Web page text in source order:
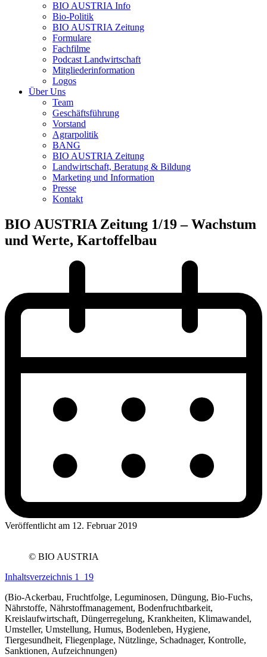
BIO AUSTRIAInfo
Bio-Politik
BIO AUSTRIAZeitung
Formulare
Fachfilme
Podcast Landwirtschaft
Mitgliederinformation
Logos
Über Uns
Team
Geschäftsführung
Vorstand
Agrarpolitik
BANG
BIO AUSTRIAZeitung
Landwirtschaft, Beratung & Bildung
Marketing und Information
Presse
Kontakt
BIO AUSTRIAZeitung 1/19 – Wachstum
und Werte, Kartoffelbau
Veröffentlicht am 12. Februar 2019
© BIO AUSTRIA
Inhaltsverzeichnis 1_19
(Bio-Ackerbau, Fruchtfolge, Leguminosen, Düngung, Bio-Fuchs,
Nährstoffe, Nährstoffmanagement, Bodenfruchtbarkeit,
Kreislaufwirtschaft, Düngerregelung, Krankheiten, Klimawandel,
Umsteller, Umstellung, Humus, Bodenleben, Hygiene,
Tiergesundheit, Fliegenplage, Nützlinge, Schadnager, Kontrolle,
Sanktionen, Aufzeichnungen)